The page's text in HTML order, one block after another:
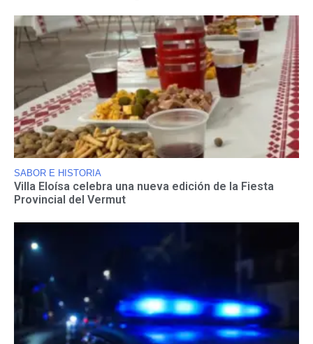
SABOR E HISTORIA
Villa Eloísa celebra una nueva edición de la Fiesta
Provincial del Vermut